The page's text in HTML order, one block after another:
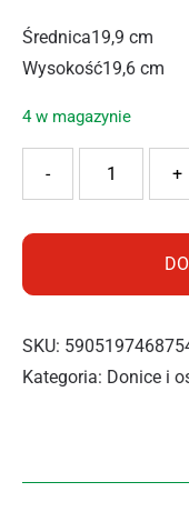
Średnica19,9 cm
Wysokość19,6 cm
4 w magazynie
ilość
+
-
SKU:
Kategoria: Donice i